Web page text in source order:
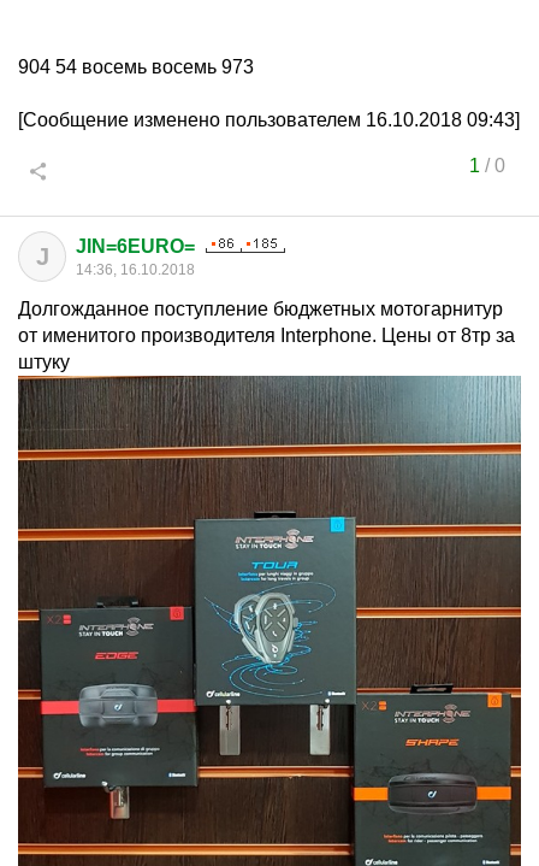
904 54 восемь восемь 973
[Сообщение изменено пользователем 16.10.2018 09:43]
1 /0
J JIN=6EURO=
14:36, 16.10.2018
Долгожданное поступление бюджетных мотогарнитур
от именитого производителя Interphone. Цены от 8тр за
штуку